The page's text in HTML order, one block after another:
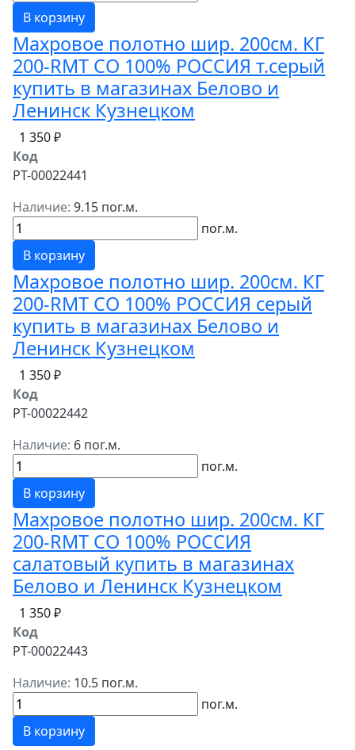
В корзину
Махровое полотно шир. 200см. КГ
200-RMT СО 100% РОССИЯ т.серый
купить в магазинах Белово и
Ленинск Кузнецком
1 350 ₽
Код
РТ-00022441
Наличие: 9.15 пог.м.
пог.м.
В корзину
Махровое полотно шир. 200см. КГ
200-RMT СО 100% РОССИЯ серый
купить в магазинах Белово и
Ленинск Кузнецком
1 350 ₽
Код
РТ-00022442
Наличие: 6 пог.м.
пог.м.
В корзину
Махровое полотно шир. 200см. КГ
200-RMT СО 100% РОССИЯ
салатовый купить в магазинах
Белово и Ленинск Кузнецком
1 350 ₽
Код
РТ-00022443
Наличие: 10.5 пог.м.
пог.м.
В корзину